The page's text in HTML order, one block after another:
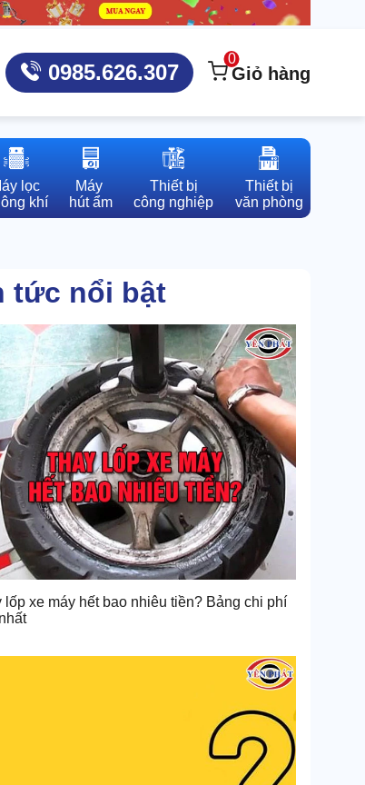
0985.626.307
0
Giỏ hàng
lọc
khí
Máy
hút ẩm
Thiết bị
công nghiệp
Thiết bị
văn phòng
tức nổi bật
lốp xe máy hết bao nhiêu tiền? Bảng chi phí